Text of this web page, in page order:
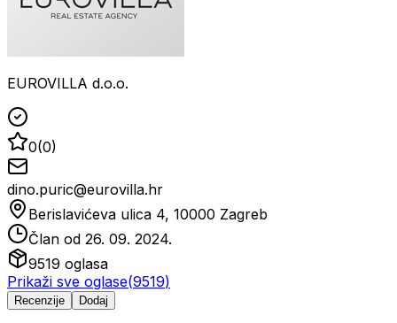
EUROVILLA d.o.o.
0(0)
dino.puric@eurovilla.hr
Berislavićeva ulica 4, 10000 Zagreb
Član od 26. 09. 2024.
9519 oglasa
Prikaži sve oglase(9519)
Recenzije Dodaj